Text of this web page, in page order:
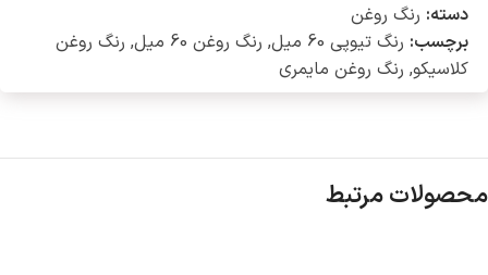
دسته: رنگ روغن
برچسب: رنگ تیوپی 60 میل , رنگ روغن 60 میل , رنگ روغن
کلاسیکو, رنگ روغن مایمری
محصولات مرتبط